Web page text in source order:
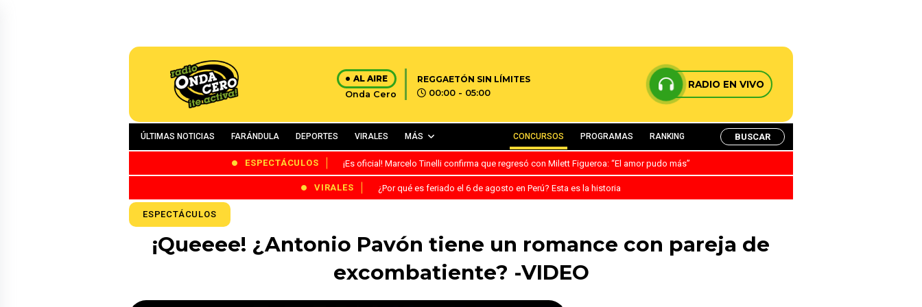
AL AIRE
Onda Cero
REGGAETÓN SIN LÍMITES
00:00 - 05:00
RADIO EN VIVO
ÚLTIMAS NOTICIAS FARÁNDULA DEPORTES VIRALES MÁS CONCURSOS PROGRAMAS RANKING BUSCAR
ESPECTÁCULOS ¡Es oficial! Marcelo Tinelli confirma que regresó con Milett Figueroa: “El amor pudo más”
VIRALES ¿Por qué es feriado el 6 de agosto en Perú? Esta es la historia
ESPECTÁCULOS
¡Queeee! ¿Antonio Pavón tiene un romance con pareja de
excombatiente? -VIDEO